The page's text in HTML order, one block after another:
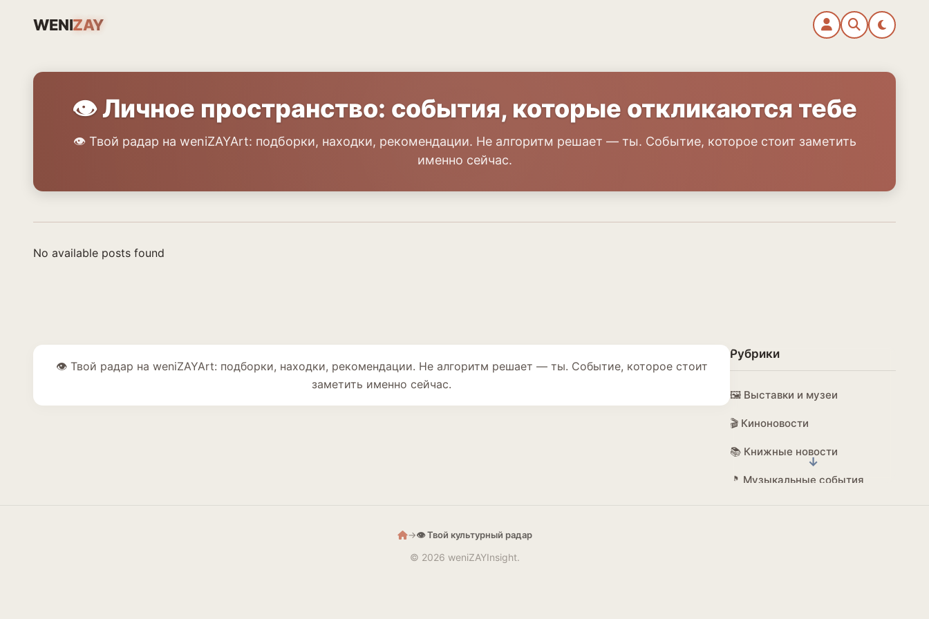
WENIZAY
👁️ Личное пространство: события, которые откликаются тебе
👁️ Твой радар на weniZAYArt: подборки, находки, рекомендации. Не алгоритм решает — ты. Событие, которое стоит заметить
именно сейчас.
No available posts found
👁️ Твой радар на weniZAYArt: подборки, находки, рекомендации. Не алгоритм решает — ты. Событие, которое стоит
заметить именно сейчас.
Рубрики
🖼️ Выставки и музеи
🎬 Киноновости
📚 Книжные новости
🎵 Музыкальные события
→👁️ Твой культурный радар
© 2026 weniZAYInsight.